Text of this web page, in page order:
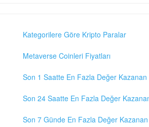
Kategorilere Göre Kripto Paralar
Metaverse Coinleri Fiyatları
Son 1 Saatte En Fazla Değer
Son 24 Saatte En Fazla Değer
Son 7 Günde En Fazla Değer